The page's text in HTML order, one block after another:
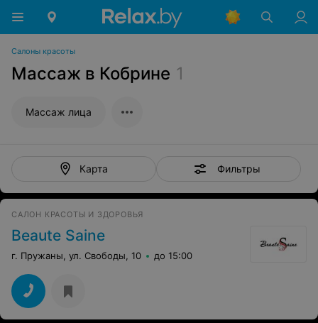
Салоны красоты
Массаж в Кобрине 1
Массаж лица
Карта Фильтры
САЛОН КРАСОТЫ И ЗДОРОВЬЯ
Beaute Saine
г. Пружаны, ул. Свободы, 10 до 15:00